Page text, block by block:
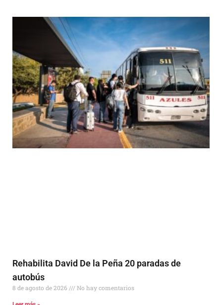
Rehabilita David De la Peña 20 paradas de
autobús
8 de agosto de 2026 No hay comentarios